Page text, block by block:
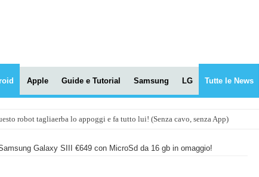
Apple Guide e Tutorial Samsung LG Tutte le News
robot tagliaerba lo appoggi e fa tutto lui! (Senza cavo, senza App)
Galaxy SIII €649 con MicroSd da 16 gb in omaggio!